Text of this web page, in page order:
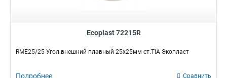
Ecoplast 72215R
RME25/25 Угол внешний плавный 25х25мм ст.TIA Экопласт
Подробнее Сравнить